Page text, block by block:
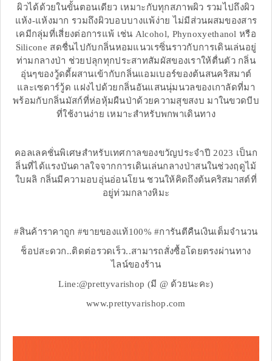
ผิวได้ด้วยในขั้นตอนเดียว เหมาะกับทุกสภาพผิว รวมไปถึงผิว
แห้ง-แห้งมาก รวมถึงผิวบอบบางแพ้ง่าย ไม่มีส่วนผสมของสาร
เคมีกลุ่มที่เสี่ยงต่อการแพ้ เช่น Alcohol, Phynoxyethanol หรือ
Silicone สดชื่นไปกับกลิ่นหอมแนวเรซิ่นราวกับการเดินเล่นอยู่
ท่ามกลางป่า ช่วยปลุกทุกประสาทสัมผัสของเราให้ตื่นตัว กลิ่น
อุ่นๆของวู้ดดี้ผสานเข้ากับกลิ่นแอมเบอร์ของต้นสนคริสมาต์
และเซดาร์วู้ด แฝงไปด้วยกลิ่นอันแสนนุ่มนวลของเกาลัดที่มา
พร้อมกับกลิ่นมัสก์ที่ห่อหุ้มผืนป่าด้วยความสุขสงบ มาในขวดบีบ
ที่ใช้งานง่าย เหมาะสำหรับพกพาเดินทาง
คอลเลคชั่นพิเศษสำหรับเทศกาลของขวัญประจำปี 2023 เป็นก
ลิ่นที่ได้แรงบันดาลใจจากการเดินเล่นกลางป่าสนในช่วงฤดูไม้
ใบผลิ กลิ่นมีความอบอุ่นอ่อนโยน ชวนให้คิดถึงต้นคริสมาสต์ที่
อยู่ท่วมกลางหิมะ
#สินค้าราคาถูก #ขายของแท้100% #การันตีคืนเงินเต็มจำนวน
ช็อปสะดวก..ติดต่อรวดเร็ว..สามารถสั่งซื้อโดยตรงผ่านทาง
ไลน์ของร้าน
Line:@prettyvarishop (มี @ ด้วยนะคะ)
www.prettyvarishop.com